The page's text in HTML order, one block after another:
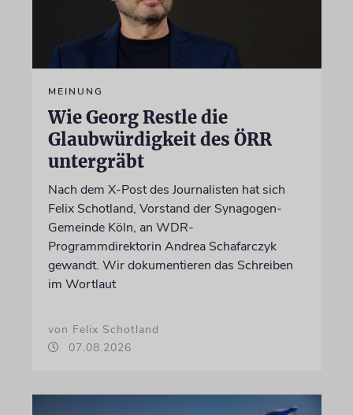
MEINUNG
Wie Georg Restle die
Glaubwürdigkeit des ÖRR
untergräbt
Nach dem X-Post des Journalisten hat sich
Felix Schotland, Vorstand der Synagogen-
Gemeinde Köln, an WDR-
Programmdirektorin Andrea Schafarczyk
gewandt. Wir dokumentieren das Schreiben
im Wortlaut
von Felix Schotland
07.08.2026